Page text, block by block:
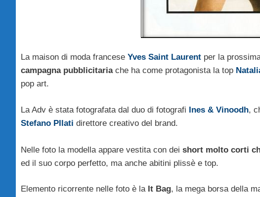
La maison di moda francese Yves Saint Laurent per la
campagna pubblicitariache ha come protagonista la top
pop art.
La Adv è stata fotografata dal duo di fotografi Ines & Vinoodh,
Stefano PIlati direttore creativo del brand.
Nelle foto la modella appare vestita con dei short molto corti
ed il suo corpo perfetto, ma anche abitini plissè e top.
Elemento ricorrente nelle foto è la It Bag, la mega borsa della